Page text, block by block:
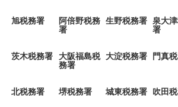
旭税務署 阿倍野税務
署
生野税務署 泉大
署
茨木税務署 大阪福島税
務署
大淀税務署 門真
北税務署 堺税務署 城東税務署 吹田